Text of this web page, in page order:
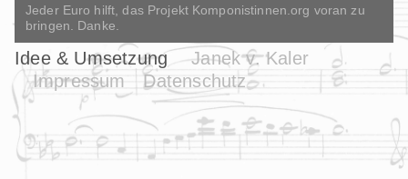
Jeder Euro hilft, das Projekt Komponistinnen.org voran zu
bringen. Danke.
Idee & Umsetzung
Janek v. Kaler
Impressum
Datenschutz